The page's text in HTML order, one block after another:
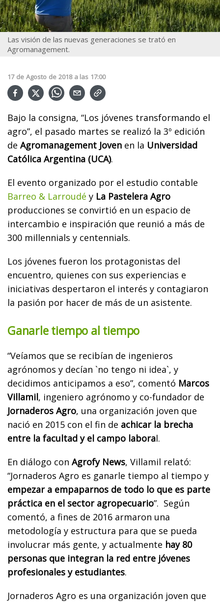
Las visión de las nuevas generaciones se trató en
Agromanagement.
17 de Agosto de 2018 a las 17:00
Bajo la consigna, “Los jóvenes transformando el
agro”, el pasado martes se realizó la 3º edición
de Agromanagement Joven en la Universidad
Católica Argentina (UCA).
El evento organizado por el estudio contable
Barreo & Larroudé y La Pastelera Agro
producciones se convirtió en un espacio de
intercambio e inspiración que reunió a más de
300 millennials y centennials.
Los jóvenes fueron los protagonistas del
encuentro, quienes con sus experiencias e
iniciativas despertaron el interés y contagiaron
la pasión por hacer de más de un asistente.
Ganarle tiempo al tiempo
“Veíamos que se recibían de ingenieros
agrónomos y decían `no tengo ni idea`, y
decidimos anticipamos a eso”, comentó Marcos
Villamil, ingeniero agrónomo y co-fundador de
Jornaderos Agro, una organización joven que
nació en 2015 con el fin de achicar la brecha
entre la facultad y el campo laboral.
En diálogo con Agrofy News, Villamil relató:
“Jornaderos Agro es ganarle tiempo al tiempo y
empezar a empaparnos de todo lo que es parte
práctica en el sector agropecuario”. Según
comentó, a fines de 2016 armaron una
metodología y estructura para que se pueda
involucrar más gente, y actualmente hay 80
personas que integran la red entre jóvenes
profesionales y estudiantes.
Jornaderos Agro es una organización joven que